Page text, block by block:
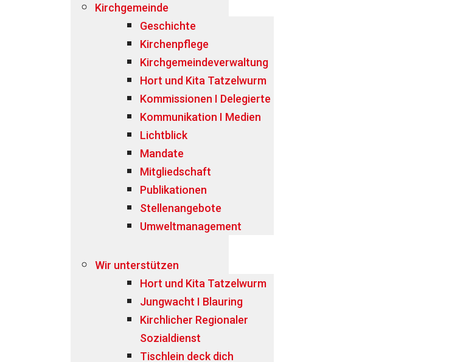
Kirchgemeinde
Geschichte
Kirchenpflege
Kirchgemeindeverwaltung
Hort und Kita Tatzelwurm
Kommissionen I Delegierte
Kommunikation I Medien
Lichtblick
Mandate
Mitgliedschaft
Publikationen
Stellenangebote
Umweltmanagement
Wir unterstützen
Hort und Kita Tatzelwurm
Jungwacht I Blauring
Kirchlicher Regionaler
Sozialdienst
Tischlein deck dich